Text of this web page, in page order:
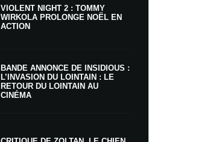
VIOLENT NIGHT 2 : TOMMY
WIRKOLA PROLONGE NOËL EN
ACTION
BANDE ANNONCE DE INSIDIOUS :
L’INVASION DU LOINTAIN : LE
RETOUR DU LOINTAIN AU
CINÉMA